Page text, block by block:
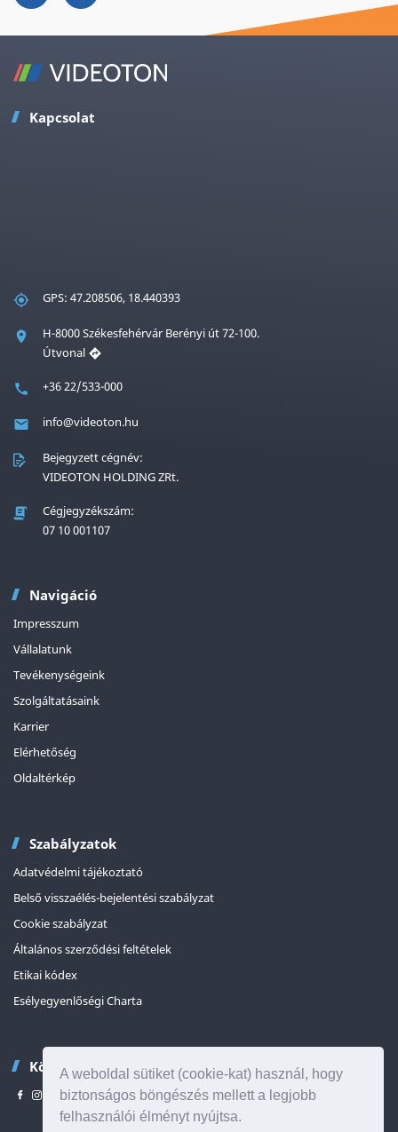
A weboldal sütiket (cookie-kat) használ, hogy
biztonságos böngészés mellett a legjobb
felhasználói élményt nyújtsa.
Kapcsolat
GPS: 47.208506, 18.440393
H-8000 Székesfehérvár Berényi út 72-100.
Útvonal
+36 22/533-000
info@videoton.hu
Bejegyzett cégnév:
VIDEOTON HOLDING ZRt.
Cégjegyzékszám:
07 10 001107
Navigáció
Impresszum
Vállalatunk
Tevékenységeink
Szolgáltatásaink
Karrier
Elérhetőség
Oldaltérkép
Szabályzatok
Adatvédelmi tájékoztató
Belső visszaélés-bejelentési szabályzat
Cookie szabályzat
Általános szerződési feltételek
Etikai kódex
Esélyegyenlőségi Charta
Kövessen minket